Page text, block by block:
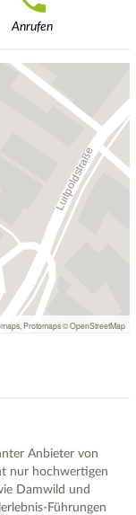
Anrufen
Protomaps©OpenStreetMap
Anbieter von
nur hochwertigen
Damwild und
Führungen